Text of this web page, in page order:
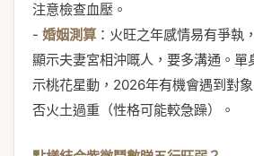
注意檢查血壓。
- 婚姻測算 ：火旺之年感情易有爭執
顯示夫妻宮相沖嘅人，要多溝通。單
示桃花星動，2026年有機會遇到對
否火土過重（性格可能較急躁）。